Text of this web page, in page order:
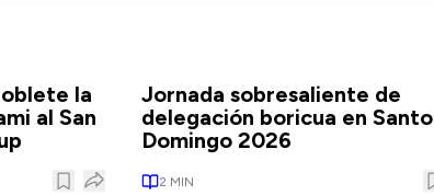
la
al San
Jornada sobresaliente de
delegación boricua en Santo
Domingo 2026
2 MIN